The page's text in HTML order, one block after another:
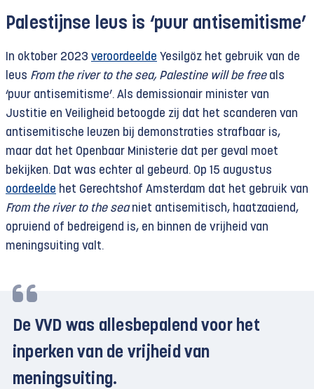
Palestijnse leus is ‘puur antisemitisme’
In oktober 2023 veroordeelde Yesilgöz het gebruik van de
leus From the river to the sea, Palestine will be free als
‘puur antisemitisme’. Als demissionair minister van
Justitie en Veiligheid betoogde zij dat het scanderen van
antisemitische leuzen bij demonstraties strafbaar is,
maar dat het Openbaar Ministerie dat per geval moet
bekijken. Dat was echter al gebeurd. Op 15 augustus
oordeelde het Gerechtshof Amsterdam dat het gebruik van
From the river to the seaniet antisemitisch, haatzaaiend,
opruiend of bedreigend is, en binnen de vrijheid van
meningsuiting valt.
De VVD was allesbepalend voor het
inperken van de vrijheid van
meningsuiting.